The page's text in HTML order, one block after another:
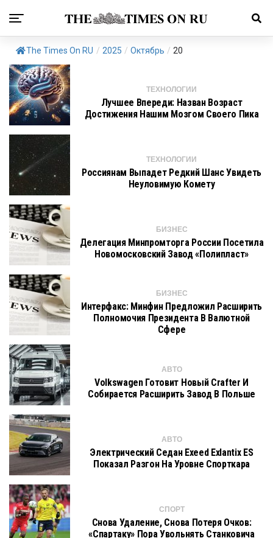
The Times On RU / 2025 / Октябрь / 20
ТЕХНОЛОГИИ
Лучшее Впереди: Назван Возраст
Достижения Нашим Мозгом Своего Пика
ТЕХНОЛОГИИ
Россиянам Выпадет Редкий Шанс Увидеть
Неуловимую Комету
БИЗНЕС
Делегация Минпромторга России Посетила
Новомосковский Завод «Полипласт»
БИЗНЕС
Интерфакс: Минфин Предложил Расширить
Полномочия Президента В Валютной
Сфере
АВТО
Volkswagen Готовит Новый Crafter И
Собирается Расширить Завод В Польше
АВТО
Электрический Седан Exeed Exlantix ES
Показал Разгон На Уровне Спорткара
СПОРТ
Снова Удаление, Снова Потеря Очков:
«Спартаку» Пора Увольнять Станковича